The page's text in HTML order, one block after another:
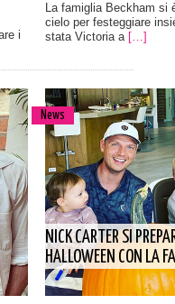
i
La famiglia Beckham si
cielo per festeggiare
stata Victoria a […]
News
NICK CARTER SI
HALLOWEEN CON LA